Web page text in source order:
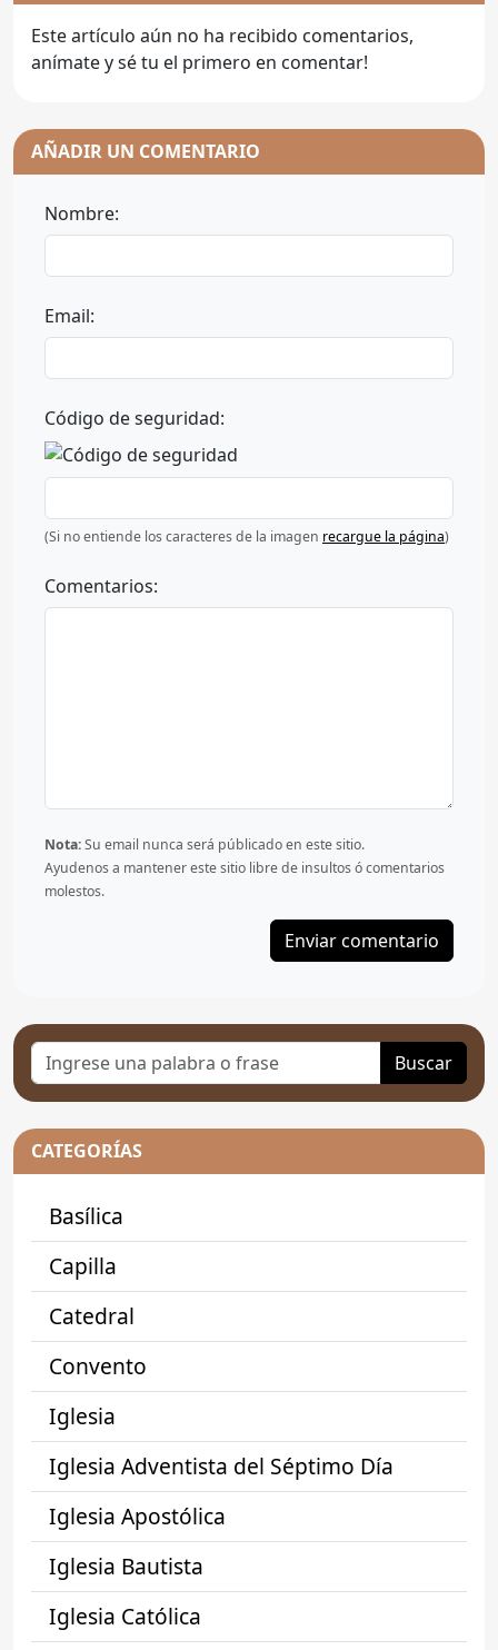
Este artículo aún no ha recibido comentarios,
anímate y sé tu el primero en comentar!
AÑADIR UN COMENTARIO
Nombre:
Email:
Código de seguridad:
(Si no entiende los caracteres de la imagen recargue la página)
Comentarios:
Nota:Su email nunca será públicado en este sitio.
Ayudenos a mantener este sitio libre de insultos ó comentarios
molestos.
Buscar
CATEGORÍAS
Basílica
Capilla
Catedral
Convento
Iglesia
Iglesia Adventista del Séptimo Día
Iglesia Apostólica
Iglesia Bautista
Iglesia Católica